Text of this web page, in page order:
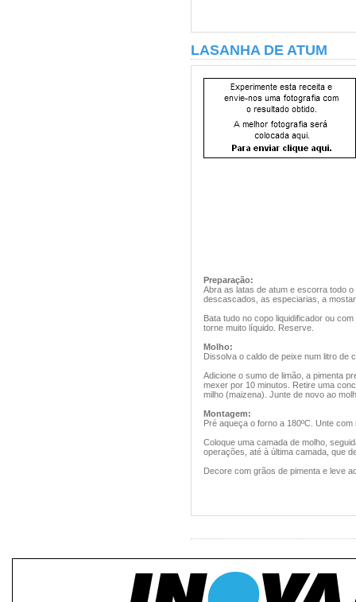
LASANHA DE ATUM
Preparação:
Abra as latas de atum e escorra todo
descascados, as especiarias, a
Bata tudo no copo liquidificador ou
torne muito líquido. Reserve.
Molho:
Dissolva o caldo de peixe num litro de
Adicione o sumo de limão, a pimenta
mexer por 10 minutos. Retire uma
milho (maizena). Junte de novo ao
Montagem:
Pré aqueça o forno a 180ºC. Unte
Coloque uma camada de molho,
operações, até à última camada, que
Decore com grãos de pimenta e leve